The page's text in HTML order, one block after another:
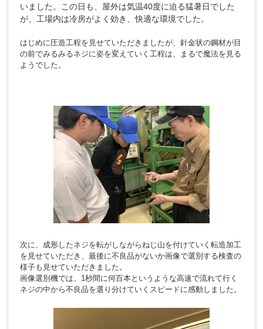
いました。この日も、屋外は気温40度に迫る猛暑日でした
が、工場内は冷房がよく効き、快適な環境でした。
はじめに圧造工程を見せていただきましたが、針金状の鋼材が目
の前でみるみるネジに姿を変えていく工程は、まるで魔法を見る
ようでした。
次に、成形したネジを転がしながらねじ山を付けていく転造加工
を見せていただき、最後に不良品がないか画像で選別する検査の
様子も見せていただきました。
画像選別機では、1秒間に何百本というような高速で流れて行く
ネジの中から不良品を選り分けていくスピードに感動しました。